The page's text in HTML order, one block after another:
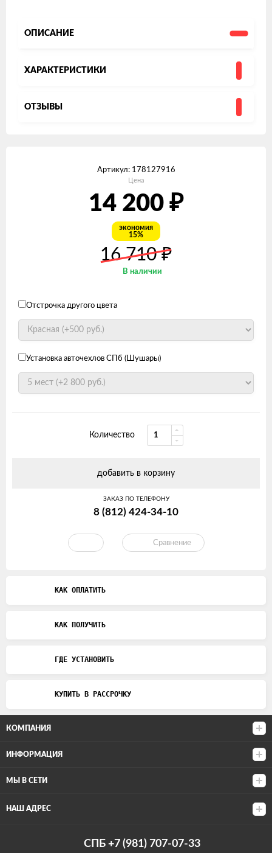
ОПИСАНИЕ
ХАРАКТЕРИСТИКИ
ОТЗЫВЫ
Артикул: 178127916
Цена
14 200 ₽
экономия
15%
16 710₽
В наличии
Отстрочка другого цвета
Установка авточехлов СПб (Шушары)
Количество
добавить в корзину
ЗАКАЗ ПО ТЕЛЕФОНУ
8 (812) 424-34-10
Сравнение
КАК ОПЛАТИТЬ
КАК ПОЛУЧИТЬ
ГДЕ УСТАНОВИТЬ
КУПИТЬ В РАССРОЧКУ
КОМПАНИЯ
ИНФОРМАЦИЯ
МЫ В СЕТИ
НАШ АДРЕС
СПБ +7 (981) 707-07-33